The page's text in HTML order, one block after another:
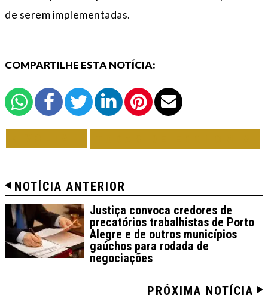
de serem implementadas.
COMPARTILHE ESTA NOTÍCIA:
NOTÍCIA ANTERIOR
Justiça convoca credores de
precatórios trabalhistas de Porto
Alegre e de outros municípios
gaúchos para rodada de
negociações
PRÓXIMA NOTÍCIA